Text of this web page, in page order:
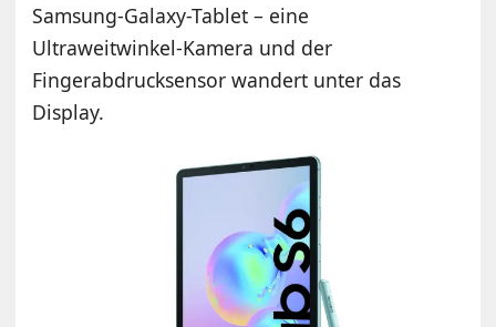
Samsung-Galaxy-Tablet – eine
Ultraweitwinkel-Kamera und der
Fingerabdrucksensor wandert unter das
Display.